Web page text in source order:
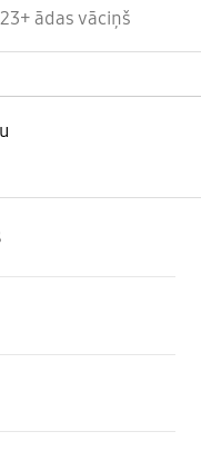
ādas vāciņš